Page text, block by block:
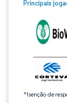
Principais
*Isenção de
Imagem ©